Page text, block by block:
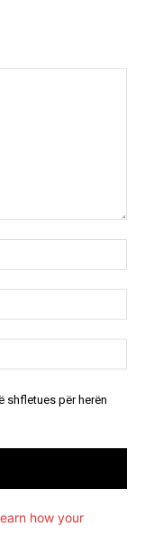
shfletues për herën
how your